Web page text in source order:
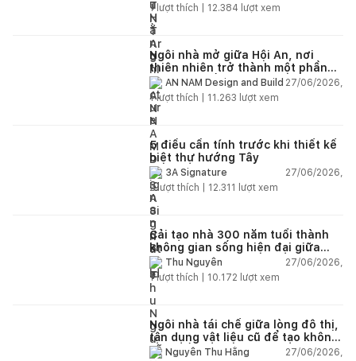
1lượt thích | 12.384 lượt xem
Ngôi nhà mở giữa Hội An, nơi
thiên nhiên trở thành một phần
của cuộc sống
AN NAM Design and Build 27/06/2026,
1lượt thích | 11.263 lượt xem
5 điều cần tính trước khi thiết kế
biệt thự hướng Tây
3A Signature
27/06/2026,
2lượt thích | 12.311 lượt xem
Cải tạo nhà 300 năm tuổi thành
không gian sống hiện đại giữa
thiên nhiên
Thu Nguyễn
27/06/2026,
1lượt thích | 10.172 lượt xem
Ngôi nhà tái chế giữa lòng đô thị,
tận dụng vật liệu cũ để tạo không
gian sống linh hoạt
Nguyễn Thu Hằng
27/06/2026,